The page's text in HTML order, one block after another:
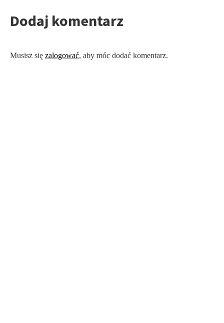
Dodaj komentarz
Musisz się zalogować, aby móc dodać komentarz.